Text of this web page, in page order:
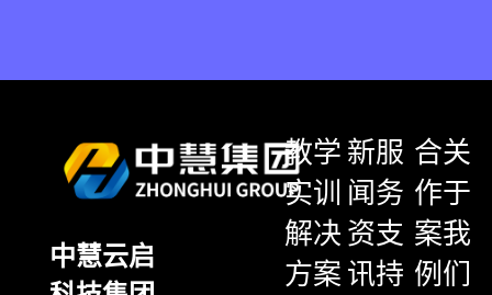
中慧云启
教学
实训
解决
方案
新
闻
资
讯
服
务
支
持
合
作
案
例
关
于
我
们